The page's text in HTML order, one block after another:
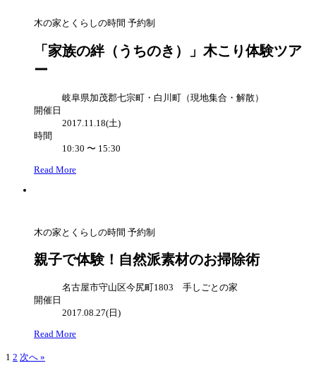
木の家とくらしの時間 予約制
「家族の絆（うちのき）」木こり体験ツア
ー
岐阜県加茂郡七宗町・白川町（現地集合・解散）
開催日
2017.11.18(土)
時間
10:30 〜 15:30
Read More
木の家とくらしの時間 予約制
親子で体験！自然派素材のお掃除術
名古屋市守山区今尻町1803 手しごとの家
開催日
2017.08.27(日)
Read More
1 2 次へ »